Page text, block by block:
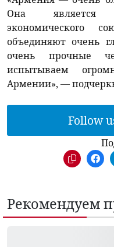
Она является
объединяют очень
очень прочные
испытываем
Армении», —
Follow
Рекомендуем